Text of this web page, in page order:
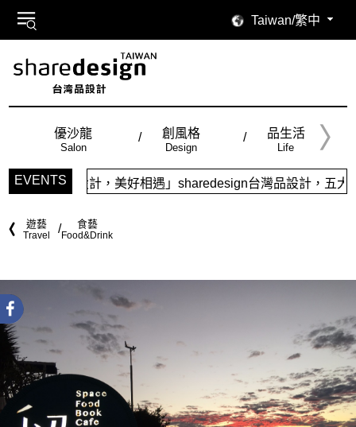
Taiwan/繁中
優沙龍
Salon
創風格
Design
品生活
Life
EVENTS
美好相遇」sharedesign台灣品設計，五大特色主題，簡潔視
遊藝
Travel
食藝
Food&Drink